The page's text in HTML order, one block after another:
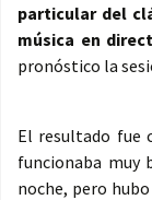
particular del
música en
pronóstico la
El resultado fue
funcionaba muy
noche, pero